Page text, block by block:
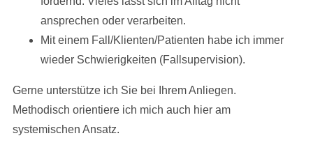
ansprechen oder verarbeiten.
Mit einem Fall/Klienten/Patienten habe ich immer
wieder Schwierigkeiten (Fallsupervision).
Gerne unterstütze ich Sie bei Ihrem Anliegen.
Methodisch orientiere ich mich auch hier am
systemischen Ansatz.